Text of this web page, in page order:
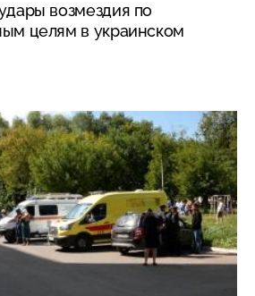
возмездия по
целям в украинском